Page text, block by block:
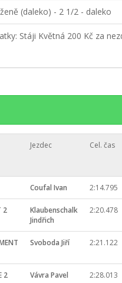
(daleko) - 2 1/2 - daleko
Stáji Květná 200 Kč za
Jezdec Cel. čas
Coufal Ivan 2:14.795
2
Klaubenschalk
Jindřich
2:20.478
Svoboda Jiří 2:21.122
2 Vávra Pavel 2:28.013